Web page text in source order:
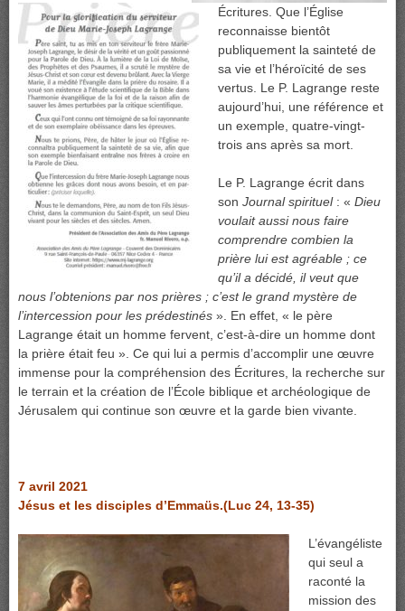
Écritures. Que l’Église
reconnaisse bientôt
publiquement la sainteté de
sa vie et l’héroïcité de ses
vertus. Le P. Lagrange reste
aujourd’hui, une référence et
un exemple, quatre-vingt-
trois ans après sa mort.
Le P. Lagrange écrit dans
son Journal spirituel: « Dieu
voulait aussi nous faire
comprendre combien la
prière lui est agréable ; ce
qu’il a décidé, il veut que
nous l’obtenions par nos prières ; c’est le grand mystère de
l’intercession pour les prédestinés ». En effet, « le père
Lagrange était un homme fervent, c’est-à-dire un homme dont
la prière était feu ». Ce qui lui a permis d’accomplir une œuvre
immense pour la compréhension des Écritures, la recherche sur
le terrain et la création de l’École biblique et archéologique de
Jérusalem qui continue son œuvre et la garde bien vivante.
7 avril 2021
Jésus et les disciples d’Emmaüs.(Luc 24, 13-35)
L’évangéliste
qui seul a
raconté la
mission des